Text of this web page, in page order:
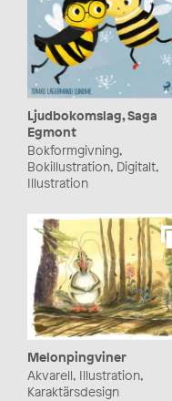
Ljudbokomslag, Saga
Egmont
Bokformgivning,
Bokillustration, Digitalt,
Illustration
Melonpingviner
Akvarell, Illustration,
Karaktärsdesign